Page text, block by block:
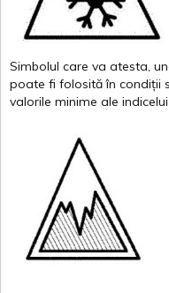
Simbolul care va atesta,
poate fi folosită în condiții
valorile minime ale indicelui